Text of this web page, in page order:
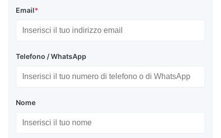
Email*
Telefono / WhatsApp
Nome